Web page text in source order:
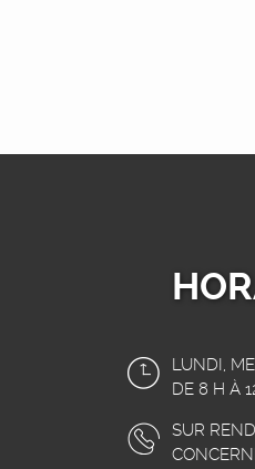
LUNDI,
DE 8 H À
SUR